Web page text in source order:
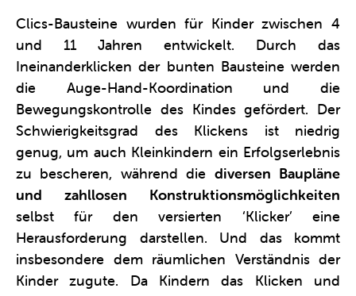
Clics-Bausteine wurden für Kinder zwischen 4
und 11 Jahren entwickelt. Durch das
Ineinanderklicken der bunten Bausteine werden
die Auge-Hand-Koordination und die
Bewegungskontrolle des Kindes gefördert. Der
Schwierigkeitsgrad des Klickens ist niedrig
genug, um auch Kleinkindern ein Erfolgserlebnis
zu bescheren, während die diversen Baupläne
und zahllosen Konstruktionsmöglichkeiten
selbst für den versierten ‘Klicker’ eine
Herausforderung darstellen. Und das kommt
insbesondere dem räumlichen Verständnis der
Kinder zugute. Da Kindern das Klicken und